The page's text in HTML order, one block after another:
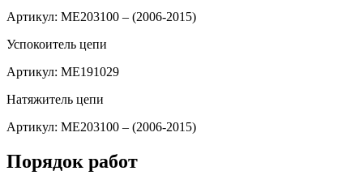
Артикул: ME203100 – (2006-2015)
Успокоитель цепи
Артикул: ME191029
Натяжитель цепи
Артикул: ME203100 – (2006-2015)
Порядок работ